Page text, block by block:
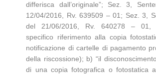
differisca dall’originale”; Sez. 3,
12/04/2016, Rv. 639509 – 01; Sez. 3,
del 21/06/2016, Rv. 640278 – 01,
specifico riferimento alla copia
notificazione di cartelle di pagamento
della riscossione); b) “il
di una copia fotografica o fotostatica